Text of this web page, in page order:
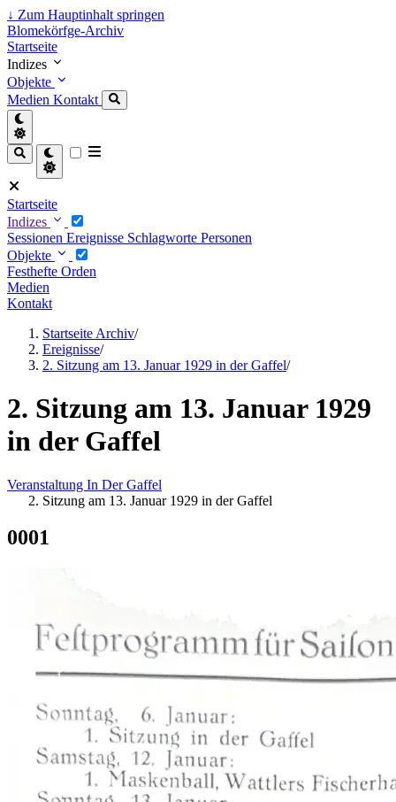
↓ Zum Hauptinhalt springen
Blomekörfge-Archiv
Startseite
Indizes
Objekte
Medien Kontakt
Startseite
Indizes
Sessionen Ereignisse Schlagworte Personen
Objekte
Festhefte Orden
Medien
Kontakt
Startseite Archiv/
Ereignisse/
2. Sitzung am 13. Januar 1929 in der Gaffel/
2. Sitzung am 13. Januar 1929
in der Gaffel
Veranstaltung In Der Gaffel
Sitzung am 13. Januar 1929 in der Gaffel
0001